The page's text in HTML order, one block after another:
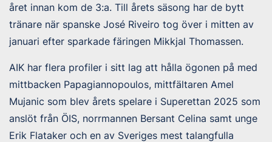
året innan kom de 3:a. Till årets säsong har de bytt
tränare när spanske José Riveiro tog över i mitten av
januari efter sparkade färingen Mikkjal Thomassen.
AIK har flera profiler i sitt lag att hålla ögonen på med
mittbacken Papagiannopoulos, mittfältaren Amel
Mujanic som blev årets spelare i Superettan 2025 som
anslöt från ÖIS, norrmannen Bersant Celina samt unge
Erik Flataker och en av Sveriges mest talangfulla